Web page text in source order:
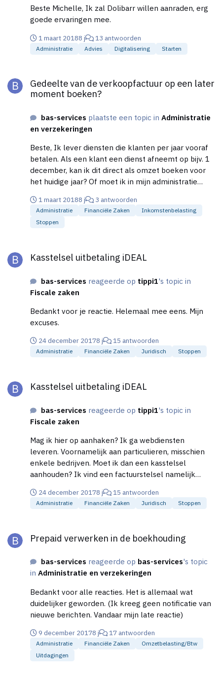
situatie dit moeten boeken? Of kan ik dit laten zoals
het is? Ik verneem het graag en bij voorbaat dank.
Beste Michelle, Ik zal Dolibarr willen aanraden, erg
goede ervaringen mee.
1 maart 20188 j 13 antwoorden
Administratie Advies Digitalisering Starten
Gedeelte van de verkoopfactuur op een later
moment boeken?
bas-services plaatste een topic inAdministratie
en verzekeringen
Beste, Ik lever diensten die klanten per jaar vooraf
betalen. Als een klant een dienst afneemt op bijv. 1
december, kan ik dit direct als omzet boeken voor
het huidige jaar? Of moet ik in mijn administratie
1/12 in het huidige jaar boeken en 11/12 in het
volgende jaar? Ik denk zelf dat ik dit direct kan
boeken in het huidige jaar. 'Om mij heen' hoor ik dat
1 maart 20188 j 3 antwoorden
Administratie Financiële Zaken
Inkomstenbelasting
Stoppen
Kasstelsel uitbetaling iDEAL
bas-services reageerde op tippi1's topic in
Fiscale zaken
Bedankt voor je reactie. Helemaal mee eens. Mijn
excuses.
24 december 20178 j 15 antwoorden
Administratie Financiële Zaken Juridisch Stoppen
Kasstelsel uitbetaling iDEAL
bas-services reageerde op tippi1's topic in
Fiscale zaken
Mag ik hier op aanhaken? Ik ga webdiensten
leveren. Voornamelijk aan particulieren, misschien
enkele bedrijven. Moet ik dan een kasstelsel
aanhouden? Ik vind een factuurstelsel namelijk
allen tijden aangeven bij de belastingdienst of is er
bij de start van een onderneming een soort
24 december 20178 j 15 antwoorden
Administratie Financiële Zaken Juridisch Stoppen
Prepaid verwerken in de boekhouding
bas-services reageerde op bas-services's topic
in Administratie en verzekeringen
Bedankt voor alle reacties. Het is allemaal wat
duidelijker geworden. (Ik kreeg geen notificatie van
nieuwe berichten. Vandaar mijn late reactie)
9 december 20178 j 17 antwoorden
Administratie Financiële Zaken
Omzetbelasting/btw
Uitdagingen